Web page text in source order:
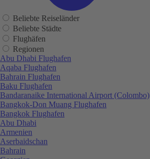
Beliebte Reiseländer
Beliebte Städte
Flughäfen
Regionen
Abu Dhabi Flughafen
Aqaba Flughafen
Bahrain Flughafen
Baku Flughafen
Bandaranaike International Airport (Colombo)
Bangkok-Don Muang Flughafen
Bangkok Flughafen
Abu Dhabi
Armenien
Aserbaidschan
Bahrain